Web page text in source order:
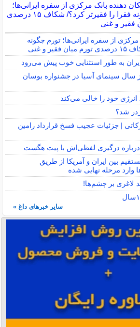
دهنده بانک مرکزی از سفره ایرانی‌ها؛
تورم چگونه فقرا را فقیرتر کرد؟/ شکاف ۱۵ درصدی
فقیر و غنی
از سفره ایرانی‌ها؛ تورم چگونه
و غنی
به طور استثنایی خوب پیش می‌رود
سال سینمای آسیا در جشنواره بوسان
انرژی خود را خالی می‌کند
شد؟
| جزئیات عجیب فسخ قرارداد رامین
درباره درگیری لفظی‌اش با پیت هگست
بین ایران و آمریکا از طریق
وارد مرحله نهایی شده
لاغری بر چشم‌ها!
سایر خبرهای داغ »